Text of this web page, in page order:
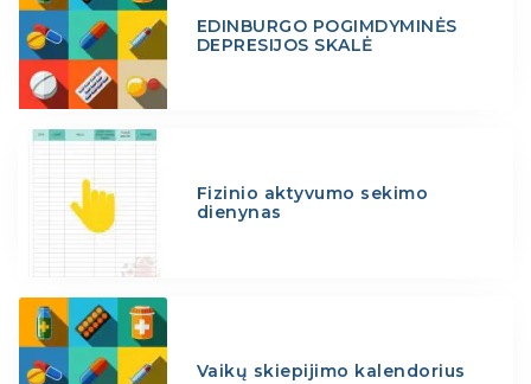
EDINBURGO POGIMDYMINĖS
DEPRESIJOS SKALĖ
Fizinio aktyvumo sekimo
dienynas
Vaikų skiepijimo kalendorius